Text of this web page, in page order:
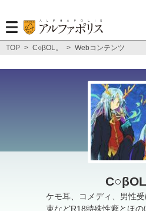
TOP > C○βOL。 > Webコンテンツ
C○βOL
ケモ耳、コメディ、男性
束などR18特殊性癖とほ